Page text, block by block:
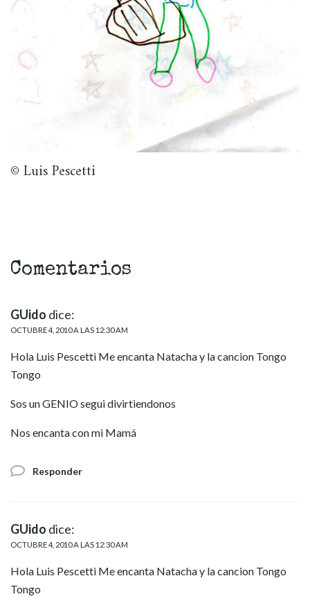
© Luis Pescetti
Comentarios
GUido dice:
OCTUBRE 4, 2010 A LAS 12:30 AM
Hola Luis Pescetti Me encanta Natacha y la cancion Tongo
Tongo
Sos un GENIO segui divirtiendonos
Nos encanta con mi Mamá
Responder
GUido dice:
OCTUBRE 4, 2010 A LAS 12:30 AM
Hola Luis Pescetti Me encanta Natacha y la cancion Tongo
Tongo